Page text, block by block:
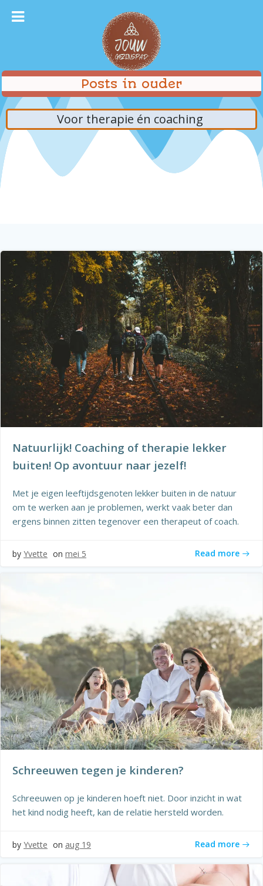
naar
de
inhoud
Posts in ouder
Voor therapie én coaching
Natuurlijk! Coaching of therapie lekker
buiten! Op avontuur naar jezelf!
Met je eigen leeftijdsgenoten lekker buiten in de natuur
om te werken aan je problemen, werkt vaak beter dan
ergens binnen zitten tegenover een therapeut of coach.
by Yvette on mei 5 Read more
Schreeuwen tegen je kinderen?
Schreeuwen op je kinderen hoeft niet. Door inzicht in wat
het kind nodig heeft, kan de relatie hersteld worden.
by Yvette on aug 19 Read more